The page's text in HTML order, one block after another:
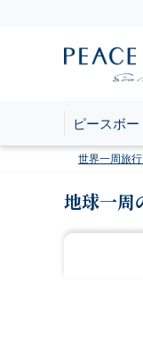
ピースボ
世界一周旅
地球一周